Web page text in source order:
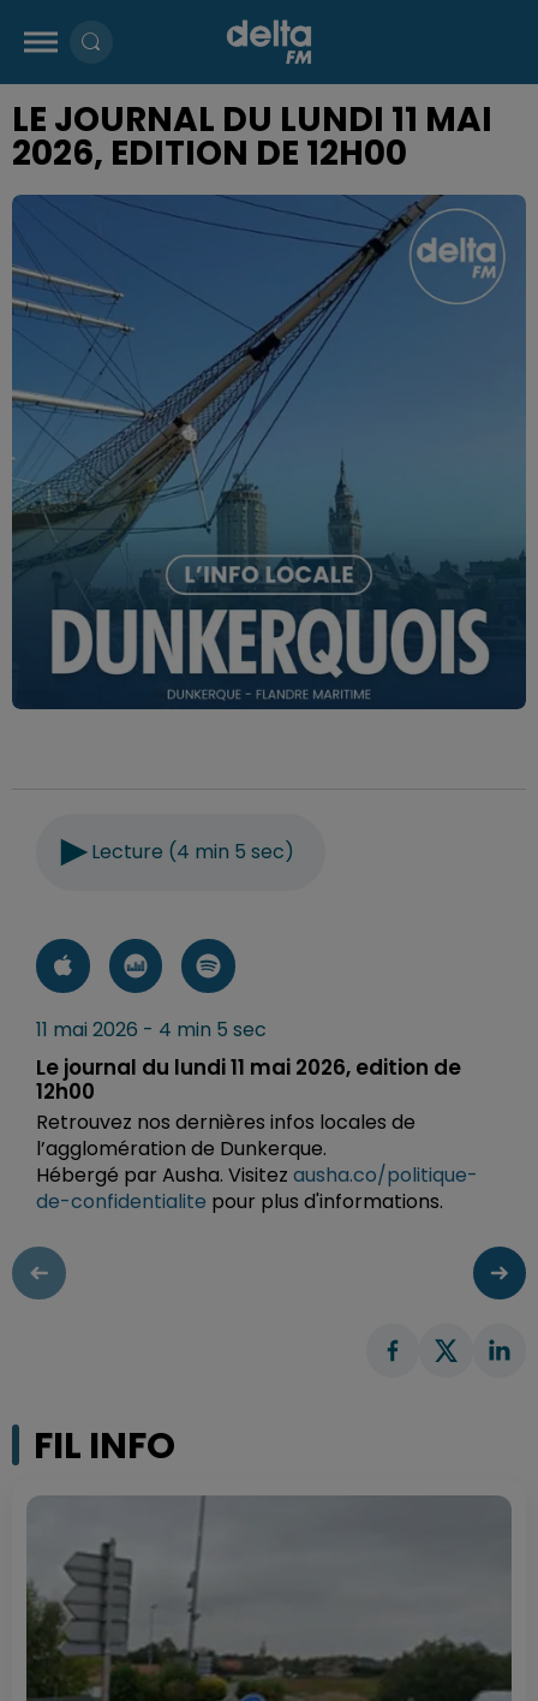
LE JOURNAL DU LUNDI 11 MAI
2026, EDITION DE 12H00
Lecture (4 min 5 sec)
11 mai 2026 - 4 min 5 sec
Le journal du lundi 11 mai 2026, edition de
12h00
Retrouvez nos dernières infos locales de
l’agglomération de Dunkerque.
Hébergé par Ausha. Visitez ausha.co/politique-
de-confidentialite pour plus d'informations.
FIL INFO